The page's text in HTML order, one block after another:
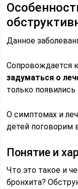
Данное
Сопровождается
задуматься о
только
О симптомах и
детей поговорим
Понятие и
Что это такое и
бронхита?